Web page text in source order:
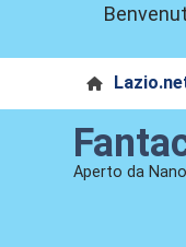
Aperto da